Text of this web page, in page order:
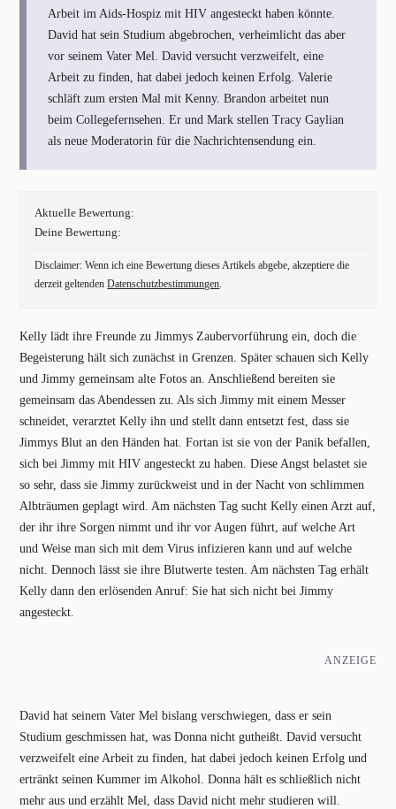
Arbeit im Aids-Hospiz mit HIV angesteckt haben könnte.
David hat sein Studium abgebrochen, verheimlicht das aber
vor seinem Vater Mel. David versucht verzweifelt, eine
Arbeit zu finden, hat dabei jedoch keinen Erfolg. Valerie
schläft zum ersten Mal mit Kenny. Brandon arbeitet nun
beim Collegefernsehen. Er und Mark stellen Tracy Gaylian
als neue Moderatorin für die Nachrichtensendung ein.
Aktuelle Bewertung:
Deine Bewertung:
Disclaimer: Wenn ich eine Bewertung dieses Artikels abgebe, akzeptiere die
derzeit geltendenDatenschutzbestimmungen.
Kelly lädt ihre Freunde zu Jimmys Zaubervorführung ein, doch die
Begeisterung hält sich zunächst in Grenzen. Später schauen sich Kelly
und Jimmy gemeinsam alte Fotos an. Anschließend bereiten sie
gemeinsam das Abendessen zu. Als sich Jimmy mit einem Messer
schneidet, verarztet Kelly ihn und stellt dann entsetzt fest, dass sie
Jimmys Blut an den Händen hat. Fortan ist sie von der Panik befallen,
sich bei Jimmy mit HIV angesteckt zu haben. Diese Angst belastet sie
so sehr, dass sie Jimmy zurückweist und in der Nacht von schlimmen
Albträumen geplagt wird. Am nächsten Tag sucht Kelly einen Arzt auf,
der ihr ihre Sorgen nimmt und ihr vor Augen führt, auf welche Art
und Weise man sich mit dem Virus infizieren kann und auf welche
nicht. Dennoch lässt sie ihre Blutwerte testen. Am nächsten Tag erhält
Kelly dann den erlösenden Anruf: Sie hat sich nicht bei Jimmy
angesteckt.
ANZEIGE
David hat seinem Vater Mel bislang verschwiegen, dass er sein
Studium geschmissen hat, was Donna nicht gutheißt. David versucht
verzweifelt eine Arbeit zu finden, hat dabei jedoch keinen Erfolg und
ertränkt seinen Kummer im Alkohol. Donna hält es schließlich nicht
mehr aus und erzählt Mel, dass David nicht mehr studieren will.